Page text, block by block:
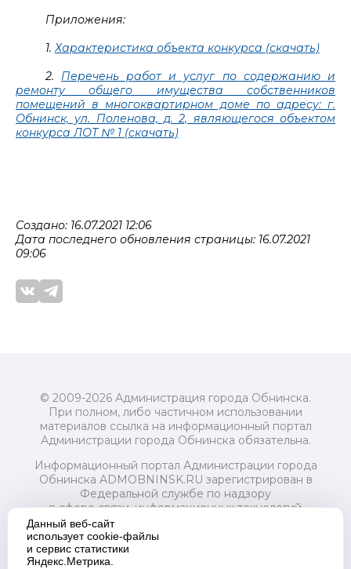
Приложения:
1.Характеристика объекта конкурса (скачать)
2. Перечень работ и услуг по содержанию и
ремонту общего имущества собственников
помещений в многоквартирном доме по адресу: г.
Обнинск, ул. Поленова, д. 2, являющегося объектом
конкурса ЛОТ № 1 (скачать)
Создано: 16.07.2021 12:06
Дата последнего обновления страницы: 16.07.2021
09:06
© 2009-2026 Администрация города Обнинска.
При полном, либо частичном использовании
материалов ссылка на информационный портал
Администрации города Обнинска обязательна.
Информационный портал Администрации города
Обнинска ADMOBNINSK.RU зарегистрирован в
Федеральной службе по надзору
в сфере связи, информационных технологий
и массовых коммуникаций (Роскомнадзор) 24 июля
2018 года.
Свидетельство о регистрации Эл № ФС77-73321
Данный веб-сайт
использует cookie-файлы
и сервис статистики
Яндекс.Метрика.